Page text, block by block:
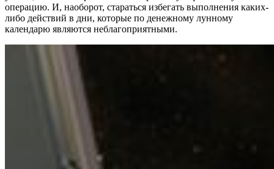
операцию. И, наоборот, стараться избегать выполнения каких-
либо действий в дни, которые по денежному лунному
календарю являются неблагоприятными.